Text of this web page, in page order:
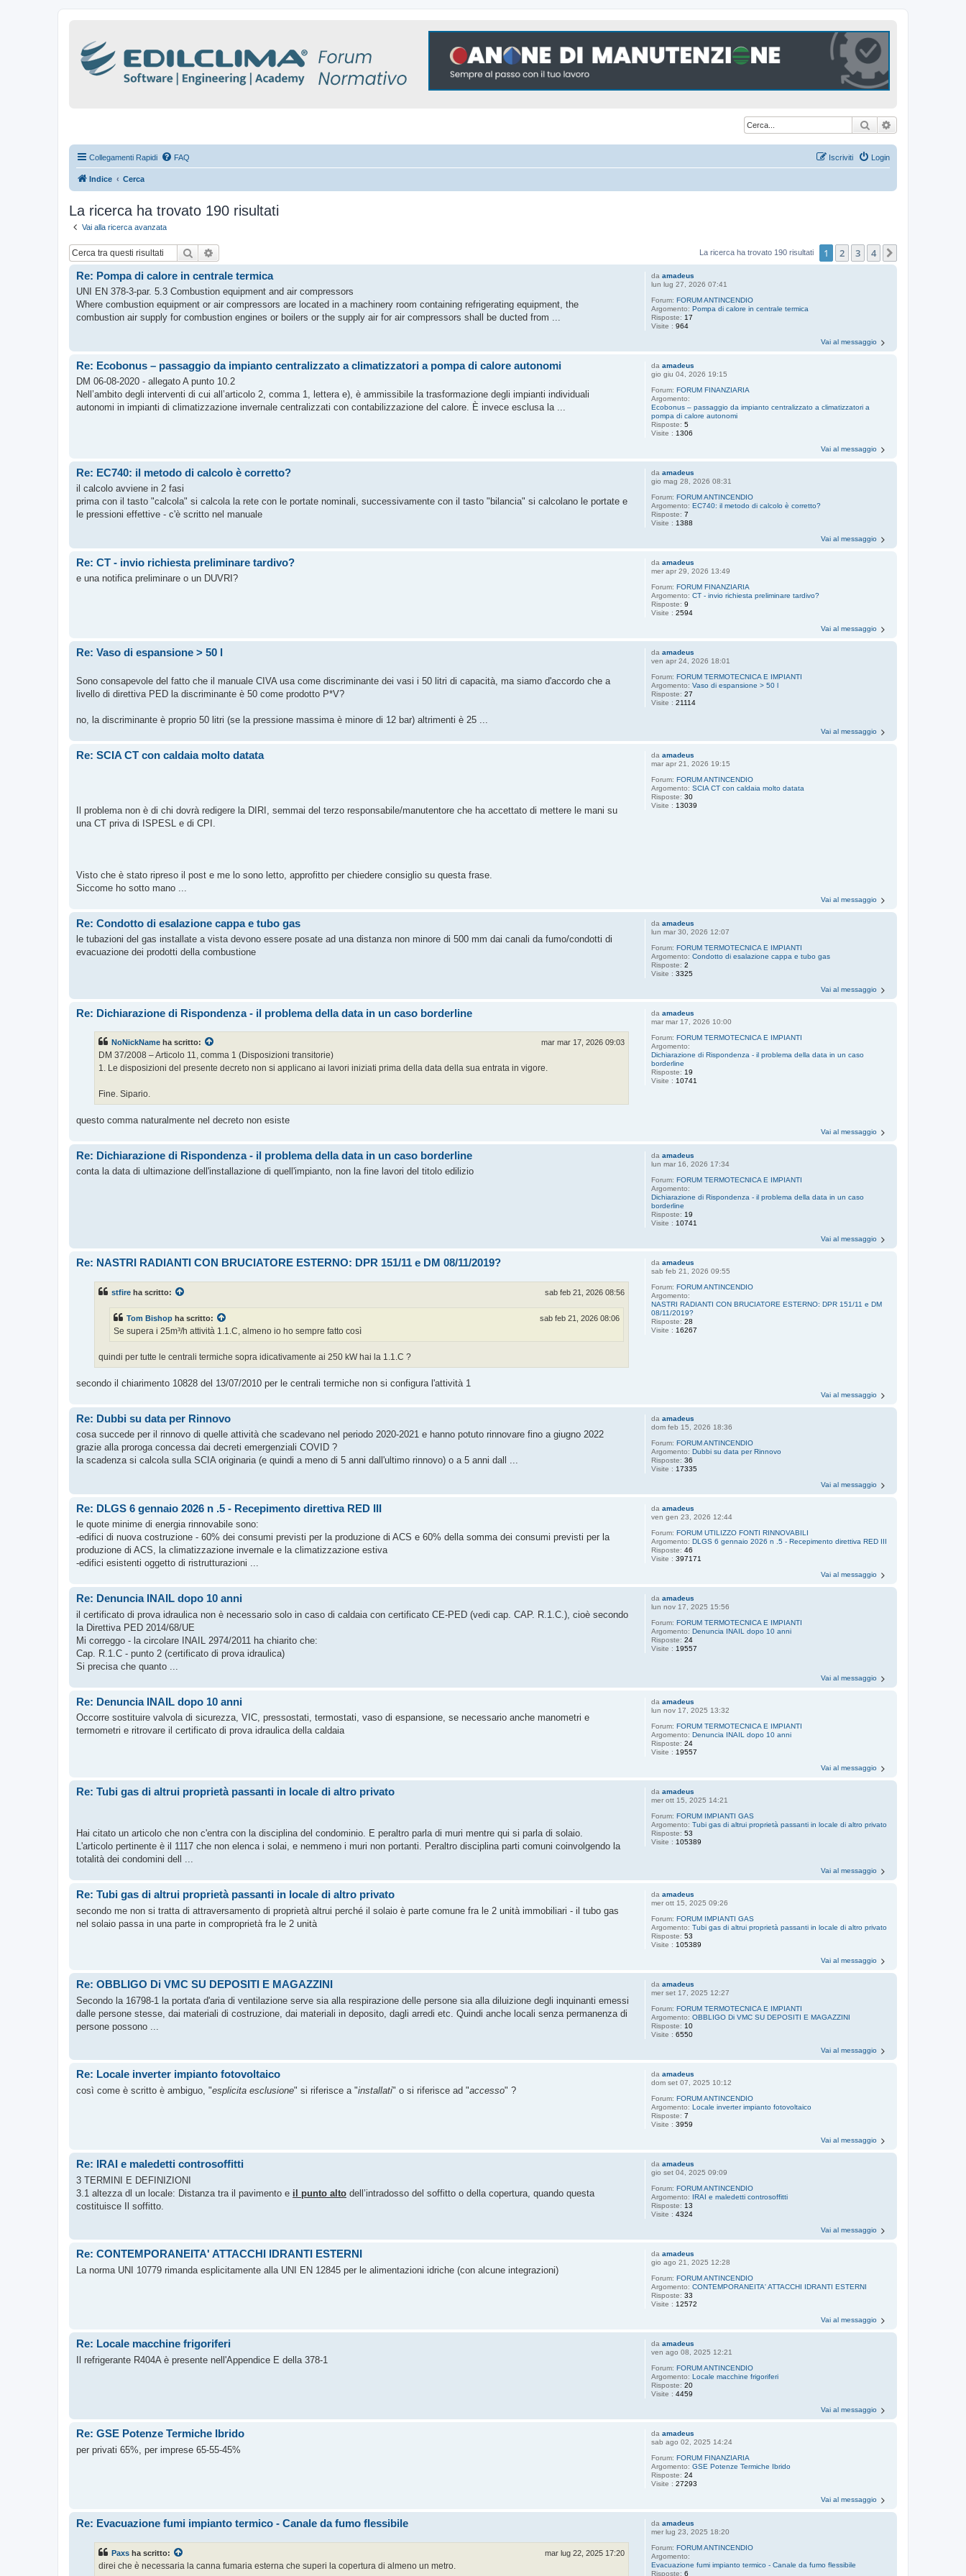
Cerca
Collegamenti Rapidi FAQ Login
Iscriviti
Indice Cerca
La ricerca ha trovato 190 risultati
Vai alla ricerca avanzata
Cerca La ricerca ha trovato 190 risultati 1 2 3 4
daamadeus
lun lug 27, 2026 07:41
Forum:FORUM ANTINCENDIO
Argomento:Pompa di calore in centrale termica
Risposte: 17
Visite :964
Re: Pompa di calore in centrale termica
UNI EN 378-3-par. 5.3 Combustion equipment and air compressors
Where combustion equipment or air compressors are located in a machinery room containing refrigerating equipment, the
combustion air supply for combustion engines or boilers or the supply air for air compressors shall be ducted from ...
Vai al messaggio
daamadeus
gio giu 04, 2026 19:15
Forum:FORUM FINANZIARIA
Argomento:
Ecobonus – passaggio da impianto centralizzato a climatizzatori a
pompa di calore autonomi
Risposte:5
Visite : 1306
Re: Ecobonus – passaggio da impianto centralizzato a climatizzatori a pompa di calore autonomi
DM 06-08-2020 - allegato A punto 10.2
Nell’ambito degli interventi di cui all’articolo 2, comma 1, lettera e), è ammissibile la trasformazione degli impianti individuali
autonomi in impianti di climatizzazione invernale centralizzati con contabilizzazione del calore. È invece esclusa la ...
Vai al messaggio
daamadeus
gio mag 28, 2026 08:31
Forum:FORUM ANTINCENDIO
Argomento:EC740: il metodo di calcolo è corretto?
Risposte:7
Visite : 1388
Re: EC740: il metodo di calcolo è corretto?
il calcolo avviene in 2 fasi
prima con il tasto "calcola" si calcola la rete con le portate nominali, successivamente con il tasto "bilancia" si calcolano le portate e
le pressioni effettive - c'è scritto nel manuale
Vai al messaggio
daamadeus
mer apr 29, 2026 13:49
Forum:FORUM FINANZIARIA
Argomento:CT - invio richiesta preliminare tardivo?
Risposte:9
Visite :2594
Re: CT - invio richiesta preliminare tardivo?
e una notifica preliminare o un DUVRI?
Vai al messaggio
daamadeus
ven apr 24, 2026 18:01
Forum:FORUM TERMOTECNICA E IMPIANTI
Argomento:Vaso di espansione > 50 l
Risposte:27
Visite :21114
Re: Vaso di espansione > 50 l
Sono consapevole del fatto che il manuale CIVA usa come discriminante dei vasi i 50 litri di capacità, ma siamo d'accordo che a
livello di direttiva PED la discriminante è 50 come prodotto P*V?
no, la discriminante è proprio 50 litri (se la pressione massima è minore di 12 bar) altrimenti è 25 ...
Vai al messaggio
daamadeus
mar apr 21, 2026 19:15
Forum:FORUM ANTINCENDIO
Argomento:SCIA CT con caldaia molto datata
Risposte:30
Visite : 13039
Re: SCIA CT con caldaia molto datata
Il problema non è di chi dovrà redigere la DIRI, semmai del terzo responsabile/manutentore che ha accettato di mettere le mani su
una CT priva di ISPESL e di CPI.
Visto che è stato ripreso il post e me lo sono letto, approfitto per chiedere consiglio su questa frase.
Siccome ho sotto mano ...
Vai al messaggio
daamadeus
lun mar 30, 2026 12:07
Forum:FORUM TERMOTECNICA E IMPIANTI
Argomento:Condotto di esalazione cappa e tubo gas
Risposte:2
Visite :3325
Re: Condotto di esalazione cappa e tubo gas
le tubazioni del gas installate a vista devono essere posate ad una distanza non minore di 500 mm dai canali da fumo/condotti di
evacuazione dei prodotti della combustione
Vai al messaggio
daamadeus
mar mar 17, 2026 10:00
Forum:FORUM TERMOTECNICA E IMPIANTI
Argomento:
Dichiarazione di Rispondenza - il problema della data in un caso
borderline
Risposte: 19
Visite : 10741
Re: Dichiarazione di Rispondenza - il problema della data in un caso borderline
NoNickName ha scritto: mar mar 17, 2026 09:03
DM 37/2008 – Articolo 11, comma 1 (Disposizioni transitorie)
1. Le disposizioni del presente decreto non si applicano ai lavori iniziati prima della data della sua entrata in vigore.
Fine. Sipario.
questo comma naturalmente nel decreto non esiste
Vai al messaggio
daamadeus
lun mar 16, 2026 17:34
Forum:FORUM TERMOTECNICA E IMPIANTI
Argomento:
Dichiarazione di Rispondenza - il problema della data in un caso
borderline
Risposte: 19
Visite : 10741
Re: Dichiarazione di Rispondenza - il problema della data in un caso borderline
conta la data di ultimazione dell'installazione di quell'impianto, non la fine lavori del titolo edilizio
Vai al messaggio
daamadeus
sab feb 21, 2026 09:55
Forum:FORUM ANTINCENDIO
Argomento:
NASTRI RADIANTI CON BRUCIATORE ESTERNO: DPR 151/11 e DM
08/11/2019?
Risposte:28
Visite : 16267
Re: NASTRI RADIANTI CON BRUCIATORE ESTERNO: DPR 151/11 e DM 08/11/2019?
stfire ha scritto: sab feb 21, 2026 08:56
Tom Bishop ha scritto: sab feb 21, 2026 08:06
Se supera i 25m³/h attività 1.1.C, almeno io ho sempre fatto così
quindi per tutte le centrali termiche sopra idicativamente ai 250 kW hai la 1.1.C ?
secondo il chiarimento 10828 del 13/07/2010 per le centrali termiche non si configura l'attività 1
Vai al messaggio
daamadeus
dom feb 15, 2026 18:36
Forum:FORUM ANTINCENDIO
Argomento:Dubbi su data per Rinnovo
Risposte:36
Visite : 17335
Re: Dubbi su data per Rinnovo
cosa succede per il rinnovo di quelle attività che scadevano nel periodo 2020-2021 e hanno potuto rinnovare fino a giugno 2022
grazie alla proroga concessa dai decreti emergenziali COVID ?
la scadenza si calcola sulla SCIA originaria (e quindi a meno di 5 anni dall'ultimo rinnovo) o a 5 anni dall ...
Vai al messaggio
daamadeus
ven gen 23, 2026 12:44
Forum:FORUM UTILIZZO FONTI RINNOVABILI
Argomento:DLGS 6 gennaio 2026 n .5 - Recepimento direttiva RED III
Risposte:46
Visite :397171
Re: DLGS 6 gennaio 2026 n .5 - Recepimento direttiva RED III
le quote minime di energia rinnovabile sono:
-edifici di nuova costruzione - 60% dei consumi previsti per la produzione di ACS e 60% della somma dei consumi previsti per la
produzione di ACS, la climatizzazione invernale e la climatizzazione estiva
-edifici esistenti oggetto di ristrutturazioni ...
Vai al messaggio
daamadeus
lun nov 17, 2025 15:56
Forum:FORUM TERMOTECNICA E IMPIANTI
Argomento:Denuncia INAIL dopo 10 anni
Risposte:24
Visite : 19557
Re: Denuncia INAIL dopo 10 anni
il certificato di prova idraulica non è necessario solo in caso di caldaia con certificato CE-PED (vedi cap. CAP. R.1.C.), cioè secondo
la Direttiva PED 2014/68/UE
Mi correggo - la circolare INAIL 2974/2011 ha chiarito che:
Cap. R.1.C - punto 2 (certificato di prova idraulica)
Si precisa che quanto ...
Vai al messaggio
daamadeus
lun nov 17, 2025 13:32
Forum:FORUM TERMOTECNICA E IMPIANTI
Argomento:Denuncia INAIL dopo 10 anni
Risposte:24
Visite : 19557
Re: Denuncia INAIL dopo 10 anni
Occorre sostituire valvola di sicurezza, VIC, pressostati, termostati, vaso di espansione, se necessario anche manometri e
termometri e ritrovare il certificato di prova idraulica della caldaia
Vai al messaggio
daamadeus
mer ott 15, 2025 14:21
Forum:FORUM IMPIANTI GAS
Argomento:Tubi gas di altrui proprietà passanti in locale di altro privato
Risposte:53
Visite : 105389
Re: Tubi gas di altrui proprietà passanti in locale di altro privato
Hai citato un articolo che non c'entra con la disciplina del condominio. E peraltro parla di muri mentre qui si parla di solaio.
L'articolo pertinente è il 1117 che non elenca i solai, e nemmeno i muri non portanti. Peraltro disciplina parti comuni coinvolgendo la
totalità dei condomini dell ...
Vai al messaggio
daamadeus
mer ott 15, 2025 09:26
Forum:FORUM IMPIANTI GAS
Argomento:Tubi gas di altrui proprietà passanti in locale di altro privato
Risposte:53
Visite : 105389
Re: Tubi gas di altrui proprietà passanti in locale di altro privato
secondo me non si tratta di attraversamento di proprietà altrui perché il solaio è parte comune fra le 2 unità immobiliari - il tubo gas
nel solaio passa in una parte in comproprietà fra le 2 unità
Vai al messaggio
daamadeus
mer set 17, 2025 12:27
Forum:FORUM TERMOTECNICA E IMPIANTI
Argomento:OBBLIGO Di VMC SU DEPOSITI E MAGAZZINI
Risposte: 10
Visite :6550
Re: OBBLIGO Di VMC SU DEPOSITI E MAGAZZINI
Secondo la 16798-1 la portata d'aria di ventilazione serve sia alla respirazione delle persone sia alla diluizione degli inquinanti emessi
dalle persone stesse, dai materiali di costruzione, dai materiali in deposito, dagli arredi etc. Quindi anche locali senza permanenza di
persone possono ...
Vai al messaggio
daamadeus
dom set 07, 2025 10:12
Forum:FORUM ANTINCENDIO
Argomento:Locale inverter impianto fotovoltaico
Risposte:7
Visite :3959
Re: Locale inverter impianto fotovoltaico
così come è scritto è ambiguo, "esplicita esclusione" si riferisce a "installati" o si riferisce ad "accesso" ?
Vai al messaggio
daamadeus
gio set 04, 2025 09:09
Forum:FORUM ANTINCENDIO
Argomento: IRAI e maledetti controsoffitti
Risposte: 13
Visite :4324
Re: IRAI e maledetti controsoffitti
3 TERMINI E DEFINIZIONI
3.1 altezza dl un locale: Distanza tra il pavimento e il punto alto dell’intradosso del soffitto o della copertura, quando questa
costituisce Il soffitto.
Vai al messaggio
daamadeus
gio ago 21, 2025 12:28
Forum:FORUM ANTINCENDIO
Argomento:CONTEMPORANEITA' ATTACCHI IDRANTI ESTERNI
Risposte:33
Visite : 12572
Re: CONTEMPORANEITA' ATTACCHI IDRANTI ESTERNI
La norma UNI 10779 rimanda esplicitamente alla UNI EN 12845 per le alimentazioni idriche (con alcune integrazioni)
Vai al messaggio
daamadeus
ven ago 08, 2025 12:21
Forum:FORUM ANTINCENDIO
Argomento:Locale macchine frigoriferi
Risposte:20
Visite :4459
Re: Locale macchine frigoriferi
Il refrigerante R404A è presente nell'Appendice E della 378-1
Vai al messaggio
daamadeus
sab ago 02, 2025 14:24
Forum:FORUM FINANZIARIA
Argomento:GSE Potenze Termiche Ibrido
Risposte:24
Visite :27293
Re: GSE Potenze Termiche Ibrido
per privati 65%, per imprese 65-55-45%
Vai al messaggio
daamadeus
mer lug 23, 2025 18:20
Forum:FORUM ANTINCENDIO
Argomento:
Evacuazione fumi impianto termico - Canale da fumo flessibile
Risposte:6
Re: Evacuazione fumi impianto termico - Canale da fumo flessibile
Paxs ha scritto: mar lug 22, 2025 17:20
direi che è necessaria la canna fumaria esterna che superi la copertura di almeno un metro.